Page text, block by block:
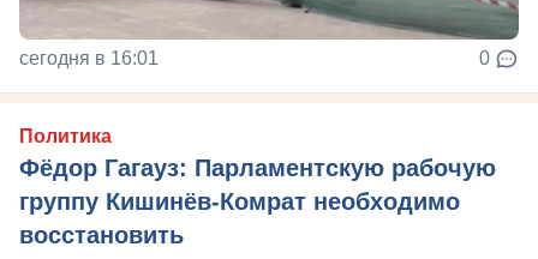
сегодня в 16:01 0
Политика
Фёдор Гагауз: Парламентскую рабочую
группу Кишинёв-Комрат необходимо
восстановить